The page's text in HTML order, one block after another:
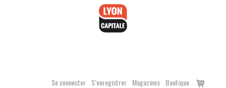
Se connecter S’enregistrer Magazines Boutique
Voir